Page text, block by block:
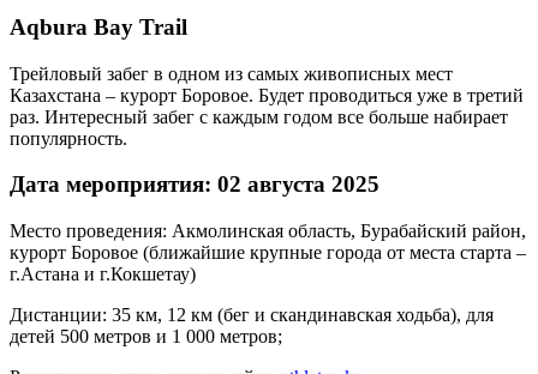
Aqbura Bay Trail
Трейловый забег в одном из самых живописных мест
Казахстана – курорт Боровое. Будет проводиться уже в третий
раз. Интересный забег с каждым годом все больше набирает
популярность.
Дата мероприятия: 02 августа 2025
Место проведения: Акмолинская область, Бурабайский район,
курорт Боровое (ближайшие крупные города от места старта –
г.Астана и г.Кокшетау)
Дистанции: 35 км, 12 км (бег и скандинавская ходьба), для
детей 500 метров и 1 000 метров;